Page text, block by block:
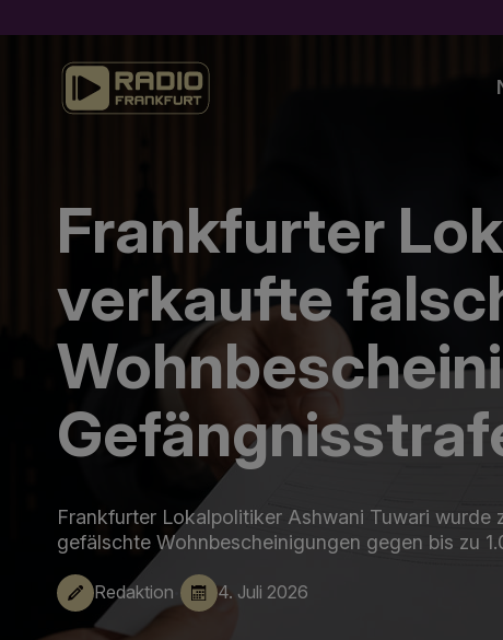
Frankfurter
verkaufte
Frankfurter Lokalpolitiker Ashwani Tuwari wurde
gefälschte Wohnbescheinigungen gegen bis zu
Redaktion 4. Juli 2026